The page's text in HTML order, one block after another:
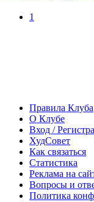
1
Правила Клуба
О Клубе
Вход /
ХудСовет
Как связаться
Статистика
Реклама на
Вопросы и
Политика